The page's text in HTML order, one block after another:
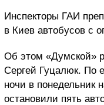
Инспекторы ГАИ
в Киев автобусов с
Об этом «Думской»
Сергей Гуцалюк. По
ночи в понедельник
остановили пять